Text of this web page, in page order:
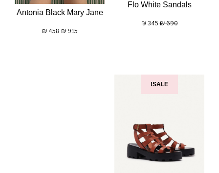
Flo White Sandals
690
₪
345
₪
Antonia Black Mary Jane
915
₪
458
₪
SALE!